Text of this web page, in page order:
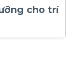
cho trí